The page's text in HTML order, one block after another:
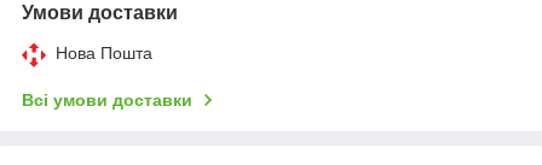
Умови доставки
Нова Пошта
Всі умови доставки